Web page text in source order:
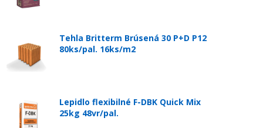
Tehla Britterm Brúsená 30 P+D P12
80ks/pal. 16ks/m2
Lepidlo flexibilné F-DBK Quick Mix
25kg 48vr/pal.